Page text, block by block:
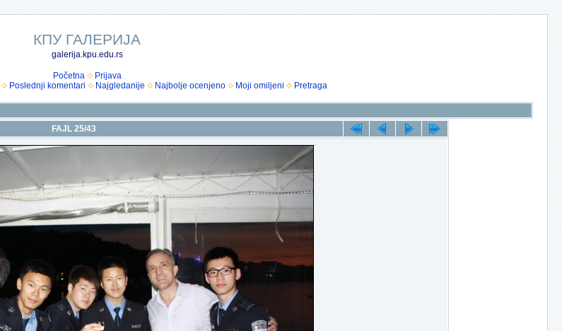
КПУ ГАЛЕРИЈА
galerija.kpu.edu.rs
Početna
Prijava
Poslednji komentari Najgledanije Najbolje ocenjeno Moji omiljeni Pretraga
FAJL 25/43